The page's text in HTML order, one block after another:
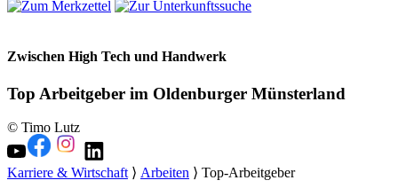
Zwischen High Tech und Handwerk
Top Arbeitgeber im Oldenburger Münsterland
© Timo Lutz
Karriere & Wirtschaft⟩ Arbeiten ⟩ Top-Arbeitgeber